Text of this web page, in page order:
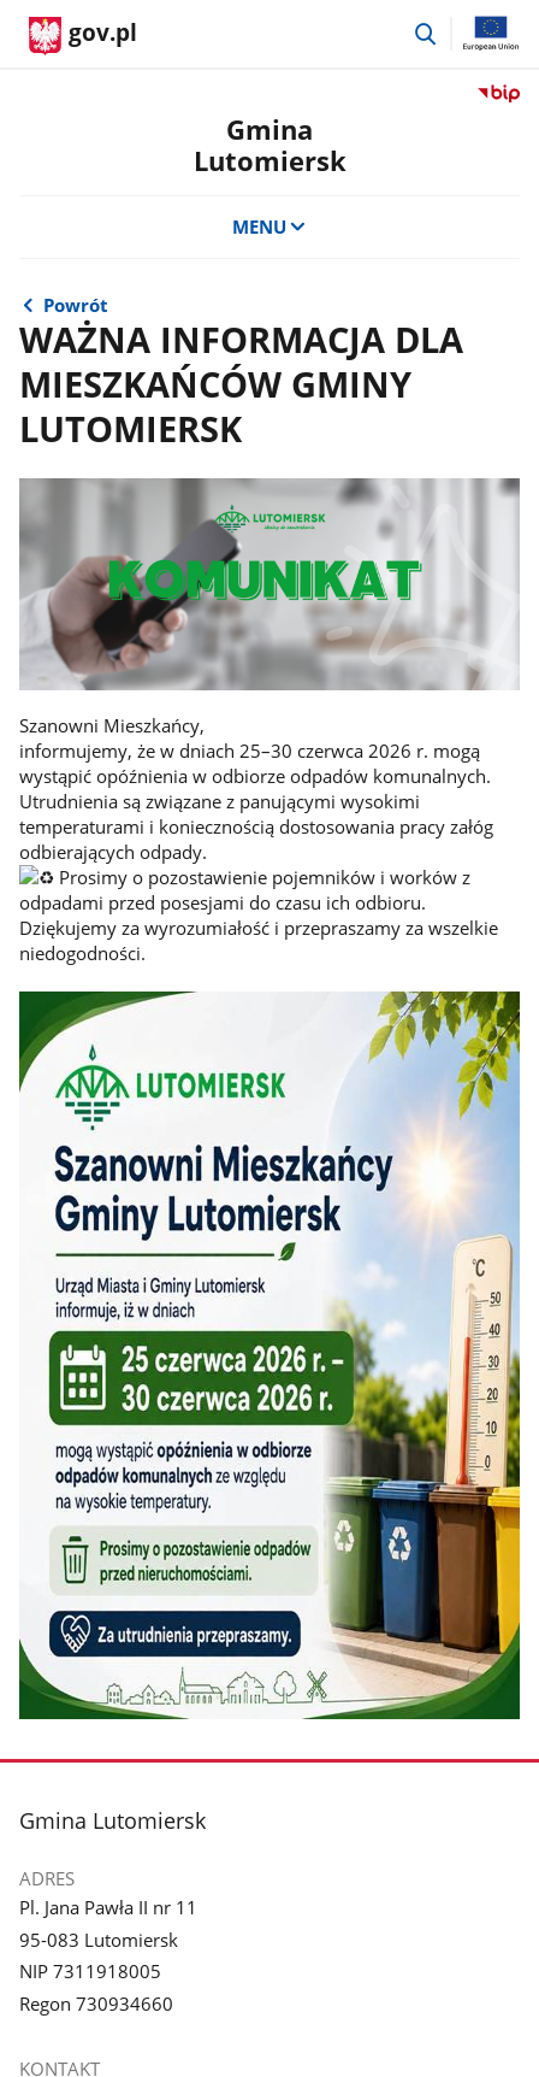
gov.pl
przejdź
Przejdź
Gmina
Lutomiersk
MENU
Powrót
WAŻNA INFORMACJA DLA
MIESZKAŃCÓW GMINY
LUTOMIERSK
Szanowni Mieszkańcy,
informujemy, że w dniach 25–30 czerwca 2026 r. mogą
wystąpić opóźnienia w odbiorze odpadów komunalnych.
Utrudnienia są związane z panującymi wysokimi
temperaturami i koniecznością dostosowania pracy załóg
odbierających odpady.
Prosimy o pozostawienie pojemników i worków z
odpadami przed posesjami do czasu ich odbioru.
Dziękujemy za wyrozumiałość i przepraszamy za wszelkie
niedogodności.
stopka
Gmina Lutomiersk
ADRES
Pl. Jana Pawła II nr 11
95-083 Lutomiersk
NIP 7311918005
Regon 730934660
KONTAKT